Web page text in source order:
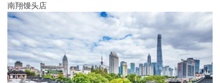
南翔馒头店